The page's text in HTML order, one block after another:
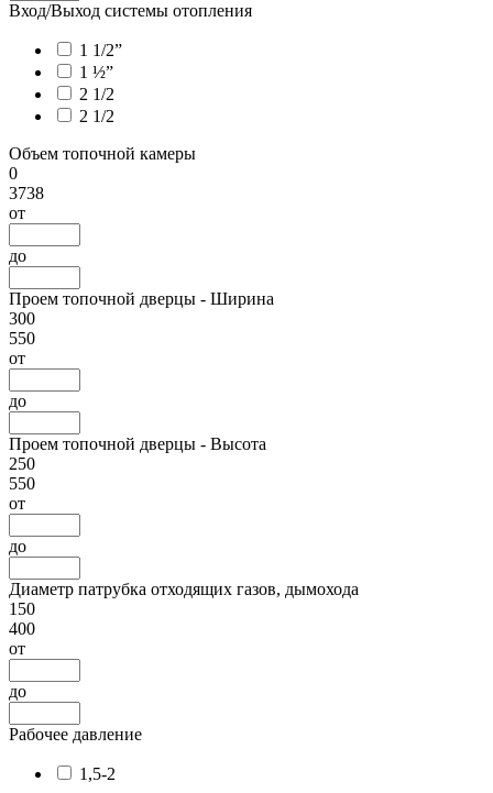
Вход/Выход системы отопления
1 1/2”
1 ½”
2 1/2
2 1/2
Объем топочной камеры
0
3738
от
до
Проем топочной дверцы - Ширина
300
550
от
до
Проем топочной дверцы - Высота
250
550
от
до
Диаметр патрубка отходящих газов, дымохода
150
400
от
до
Рабочее давление
1,5-2